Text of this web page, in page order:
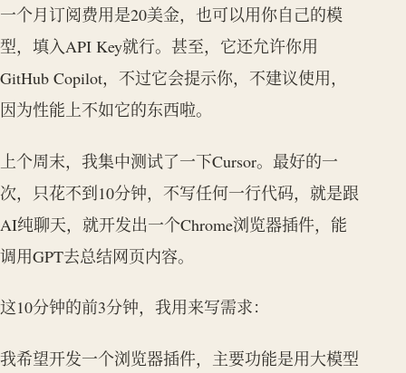
一个月订阅费用是20美金，也可以用你自己的模
型，填入API Key就行。甚至，它还允许你用
GitHub Copilot，不过它会提示你，不建议使用，
因为性能上不如它的东西啦。
上个周末，我集中测试了一下Cursor。最好的一
次，只花不到10分钟，不写任何一行代码，就是跟
AI纯聊天，就开发出一个Chrome浏览器插件，能
调用GPT去总结网页内容。
这10分钟的前3分钟，我用来写需求：
我希望开发一个浏览器插件，主要功能是用大模型